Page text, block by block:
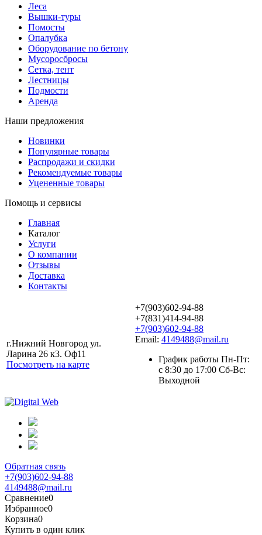
Леса
Вышки-туры
Помосты
Опалубка
Оборудование по бетону
Мусороcбросы
Сетка, тент
Лестницы
Подмости
Аренда
Наши предложения
Новинки
Популярные товары
Распродажи и скидки
Рекомендуемые товары
Уцененные товары
Помощь и сервисы
Главная
Каталог
Услуги
О компании
Отзывы
Доставка
Контакты
г.Нижний Новгород ул.
Ларина 26 к3. Оф11
Посмотреть на карте
+7(903)602-94-88
+7(831)414-94-88
+7(903)602-94-88
Email: 4149488@mail.ru
График работы Пн-Пт:
с 8:30 до 17:00 Сб-Вс:
Выходной
Обратная связь
+7(903)602-94-88
4149488@mail.ru
Сравнение0
Избранное0
Корзина0
Купить в один клик